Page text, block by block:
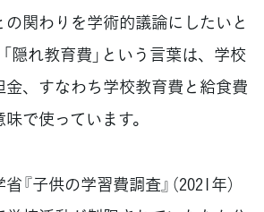
関わりを学術的議論にしたいと
隠れ教育費」という言葉は、学校
金、すなわち学校教育費と給食費
で使っています。
『子供の学習費調査』（2021年）